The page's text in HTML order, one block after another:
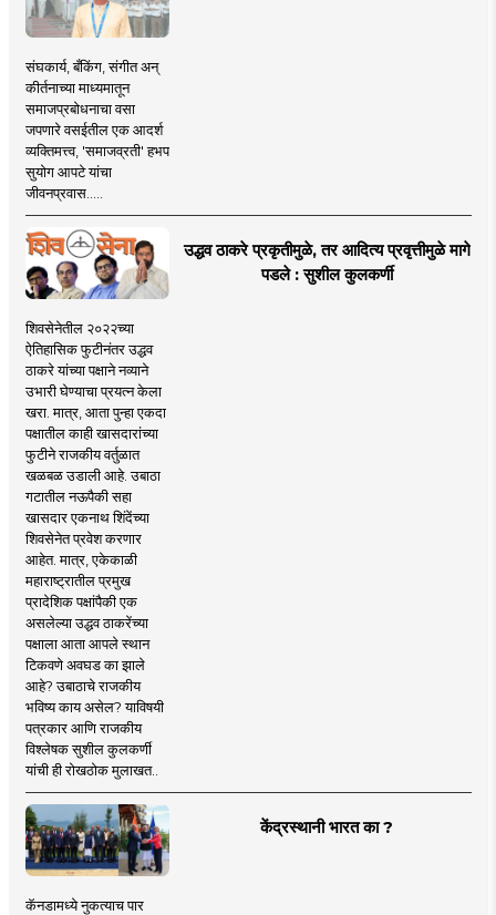
संघकार्य, बँकिंग, संगीत अन्
कीर्तनाच्या माध्यमातून
समाजप्रबोधनाचा वसा
जपणारे वसईतील एक आदर्श
व्यक्तिमत्त्व, 'समाजव्रती' हभप
सुयोग आपटे यांचा
जीवनप्रवास.....
उद्धव ठाकरे प्रकृतीमुळे, तर आदित्य प्रवृत्तीमुळे मागे
पडले : सुशील कुलकर्णी
शिवसेनेतील २०२२च्या
ऐतिहासिक फुटीनंतर उद्धव
ठाकरे यांच्या पक्षाने नव्याने
उभारी घेण्याचा प्रयत्न केला
खरा. मात्र, आता पुन्हा एकदा
पक्षातील काही खासदारांच्या
फुटीने राजकीय वर्तुळात
खळबळ उडाली आहे. उबाठा
गटातील नऊपैकी सहा
खासदार एकनाथ शिंदेंच्या
शिवसेनेत प्रवेश करणार
आहेत. मात्र, एकेकाळी
महाराष्ट्रातील प्रमुख
प्रादेशिक पक्षांपैकी एक
असलेल्या उद्धव ठाकरेंच्या
पक्षाला आता आपले स्थान
टिकवणे अवघड का झाले
आहे? उबाठाचे राजकीय
भविष्य काय असेल? याविषयी
पत्रकार आणि राजकीय
विश्लेषक सुशील कुलकर्णी
यांची ही रोखठोक मुलाखत..
केंद्रस्थानी भारत का ?
कॅनडामध्ये नुकत्याच पार